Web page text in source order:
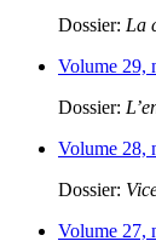
Dossier: La
Volume 29,
Dossier:
Volume 28,
Dossier:
Volume 27,